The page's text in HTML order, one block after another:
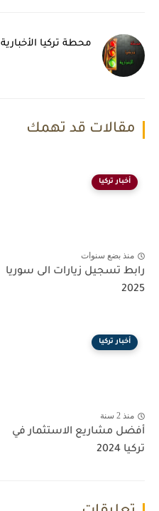
محطة تركيا الأخبارية
مقالات قد تهمك
أخبار تركيا
منذ بضع سنوات
رابط تسجيل زيارات الى سوريا
2025
أخبار تركيا
منذ 2 سنة
أفضل مشاريع الاستثمار في
تركيا 2024